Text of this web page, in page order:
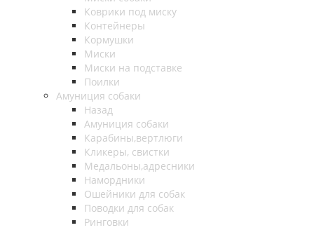
Коврики под миску
Контейнеры
Кормушки
Миски
Миски на подставке
Поилки
Амуниция собаки
Назад
Амуниция собаки
Карабины,вертлюги
Кликеры, свистки
Медальоны,адресники
Намордники
Ошейники для собак
Поводки для собак
Ринговки